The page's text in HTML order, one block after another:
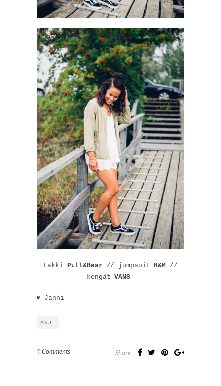
takki Pull&Bear // jumpsuit H&M //
kengät VANS
♥ Janni
ASUT
4 Comments Share